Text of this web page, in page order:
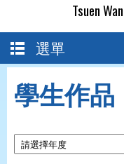
Tsuen
選單
學生作品